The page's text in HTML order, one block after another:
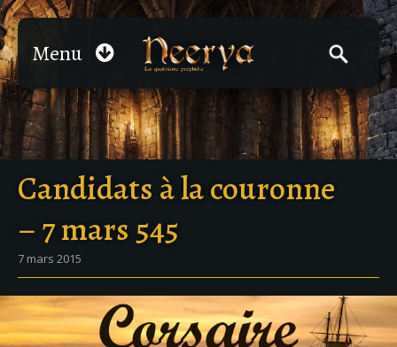
Menu
Candidats à la couronne
– 7 mars 545
7 mars 2015